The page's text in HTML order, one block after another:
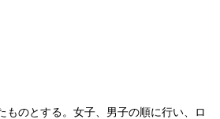
のとする。女子、男子の順に行い、ロ